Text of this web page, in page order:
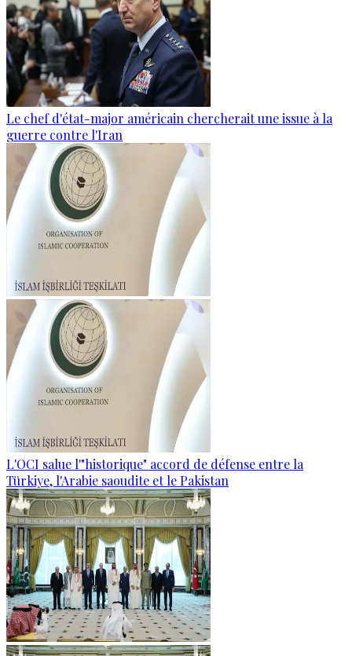
Le chef d'état-major américain chercherait une issue à la
guerre contre l'Iran
L'OCI salue l'"historique" accord de défense entre la
Türkiye, l'Arabie saoudite et le Pakistan